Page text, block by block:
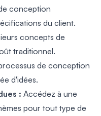
conception
du client.
concepts de
traditionnel.
de conception
d'idées.
: Accédez à une
pour tout type de